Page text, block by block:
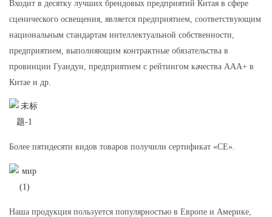
Входит в десятку лучших брендовых предприятий Китая в сфере
сценического освещения, является предприятием, соответствующим
национальным стандартам интеллектуальной собственности,
предприятием, выполняющим контрактные обязательства в
провинции Гуандун, предприятием с рейтингом качества AAA+ в
Китае и др.
Более пятидесяти видов товаров получили сертификат «CE».
Наша продукция пользуется популярностью в Европе и Америке,